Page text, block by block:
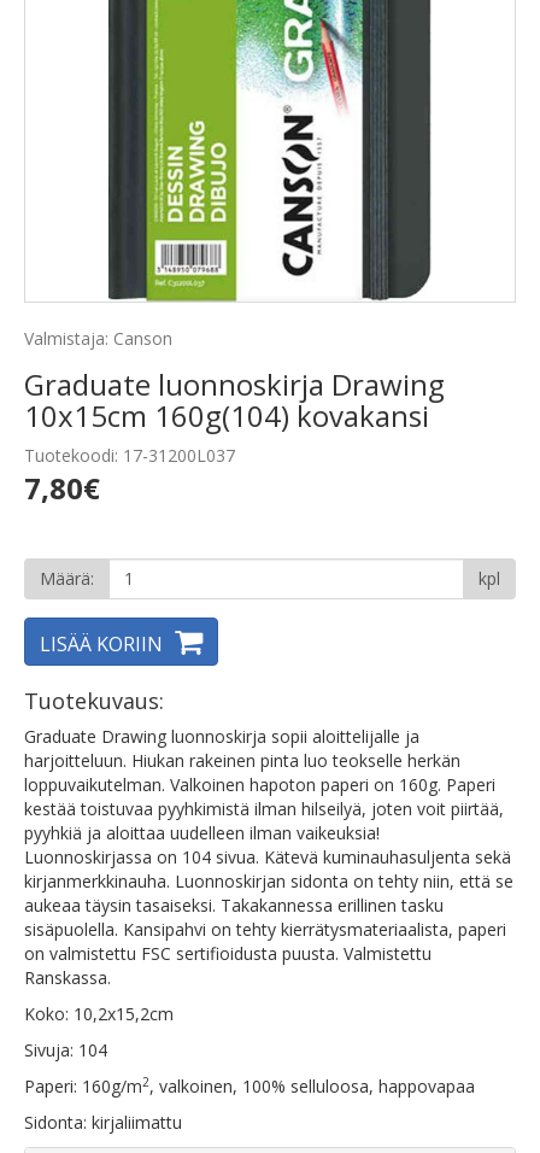
Valmistaja: Canson
Graduate luonnoskirja Drawing
10x15cm 160g(104) kovakansi
Tuotekoodi: 17-31200L037
7,80€
Määrä: kpl
LISÄÄ KORIIN
Tuotekuvaus:
Graduate Drawing luonnoskirja sopii aloittelijalle ja
harjoitteluun. Hiukan rakeinen pinta luo teokselle herkän
loppuvaikutelman. Valkoinen hapoton paperi on 160g. Paperi
kestää toistuvaa pyyhkimistä ilman hilseilyä, joten voit piirtää,
pyyhkiä ja aloittaa uudelleen ilman vaikeuksia!
Luonnoskirjassa on 104 sivua. Kätevä kuminauhasuljenta sekä
kirjanmerkkinauha. Luonnoskirjan sidonta on tehty niin, että se
aukeaa täysin tasaiseksi. Takakannessa erillinen tasku
sisäpuolella. Kansipahvi on tehty kierrätysmateriaalista, paperi
on valmistettu FSC sertifioidusta puusta. Valmistettu
Ranskassa.
Koko: 10,2x15,2cm
Sivuja: 104
Paperi: 160g/m2, valkoinen, 100% selluloosa, happovapaa
Sidonta: kirjaliimattu